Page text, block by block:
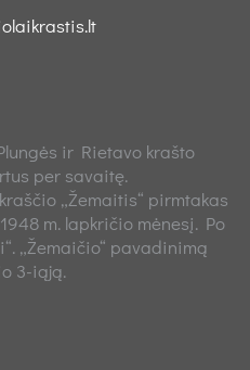
ir Rietavo krašto
per savaitę.
„Žemaitis“ pirmtakas
m. lapkričio mėnesį. Po
„Žemaičio“ pavadinimą
3-iąją.